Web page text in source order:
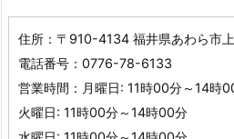
住所：〒910-4134 福井県あわら市
電話番号：0776-78-6133
営業時間：月曜日: 11時00分～14時
火曜日: 11時00分～14時00分